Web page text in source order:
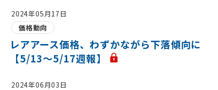
2024年05月17日
価格動向
レアアース価格、わずかながら下落傾向に
【5/13～5/17週報】
2024年06月03日